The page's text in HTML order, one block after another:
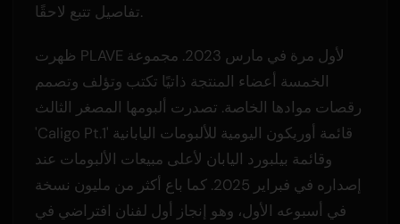
تفاصيل تتبع لاحقًا.
ظهرت PLAVE لأول مرة في مارس 2023. مجموعة
الخمسة أعضاء المنتجة ذاتيًا تكتب وتؤلف وتصمم
رقصات موادها الخاصة. تصدرت ألبومها المصغر الثالث
'Caligo Pt.1' قائمة أوريكون اليومية للألبومات اليابانية
وقائمة بيلبورد اليابان لأعلى مبيعات الألبومات عند
إصداره في فبراير 2025. كما باع أكثر من مليون نسخة
في أسبوعه الأول، وهو إنجاز أول لفنان افتراضي في